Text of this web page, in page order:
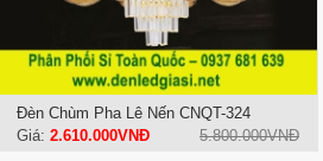
Đèn Chùm Pha Lê Nến CNQT-324
Giá: 2.610.000VNĐ 5.800.000VNĐ